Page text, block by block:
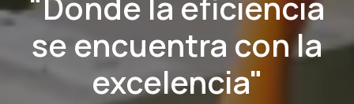
se encuentra con la
excelencia"